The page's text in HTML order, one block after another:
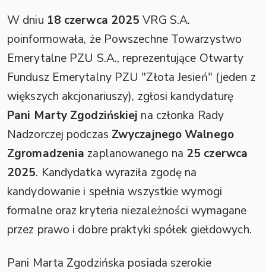
W dniu 18 czerwca 2025 VRG S.A.
poinformowała, że Powszechne Towarzystwo
Emerytalne PZU S.A., reprezentujące Otwarty
Fundusz Emerytalny PZU "Złota Jesień" (jeden z
większych akcjonariuszy), zgłosi kandydaturę
Pani Marty Zgodzińskiej na członka Rady
Nadzorczej podczas Zwyczajnego Walnego
Zgromadzenia zaplanowanego na 25 czerwca
2025. Kandydatka wyraziła zgodę na
kandydowanie i spełnia wszystkie wymogi
formalne oraz kryteria niezależności wymagane
przez prawo i dobre praktyki spółek giełdowych.
Pani Marta Zgodzińska posiada szerokie